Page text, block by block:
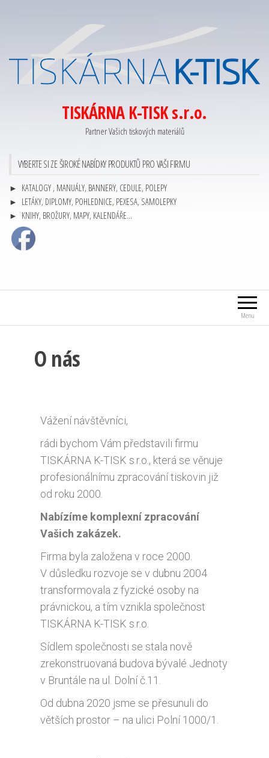
TISKÁRNA K-TISK s.r.o.
Partner Vašich tiskových materiálů
VYBERTE SI ZE ŠIROKÉ NABÍDKY PRODUKTŮ PRO VAŠI FIRMU
► KATALOGY , MANUÁLY, BANNERY, CEDULE, POLEPY
► LETÁKY, DIPLOMY, POHLEDNICE, PEXESA, SAMOLEPKY
► KNIHY, BROŽURY, MAPY, KALENDÁŘE…
Menu
O nás
Vážení návštěvníci,
rádi bychom Vám představili firmu
TISKÁRNA K-TISK s.r.o., která se věnuje
profesionálnímu zpracování tiskovin již
od roku 2000.
Nabízíme komplexní zpracování
Vašich zakázek.
Firma byla založena v roce 2000.
V důsledku rozvoje se v dubnu 2004
transformovala z fyzické osoby na
právnickou, a tím vznikla společnost
TISKÁRNA K-TISK s.r.o.
Sídlem společnosti se stala nově
zrekonstruovaná budova bývalé Jednoty
v Bruntále na ul. Dolní č.11.
Od dubna 2020 jsme se přesunuli do
větších prostor – na ulici Polní 1000/1.